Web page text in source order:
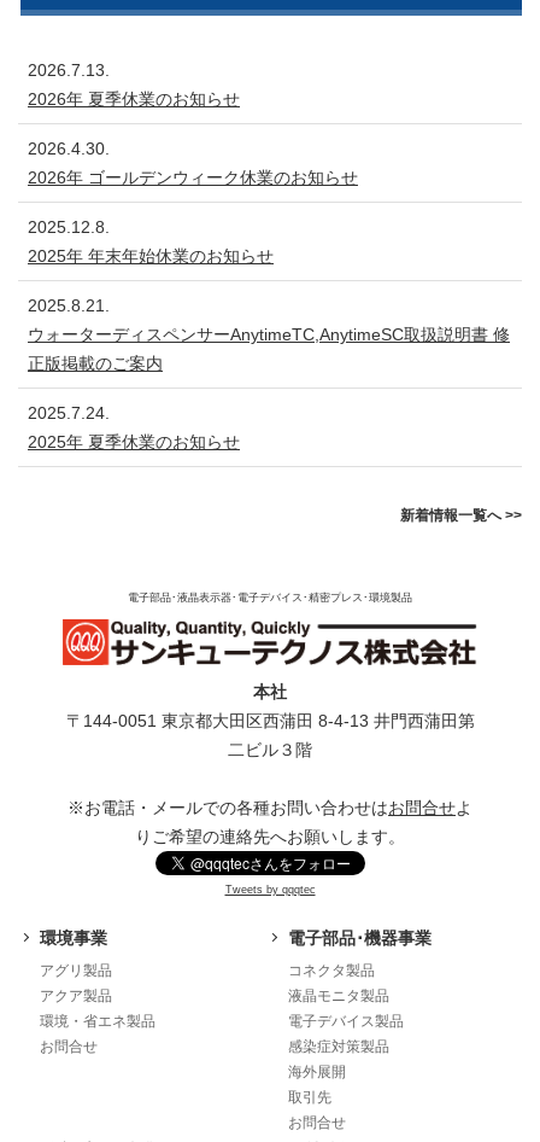
2026.7.13.
2026年 夏季休業のお知らせ
2026.4.30.
2026年 ゴールデンウィーク休業のお知らせ
2025.12.8.
2025年 年末年始休業のお知らせ
2025.8.21.
ウォーターディスペンサーAnytimeTC,AnytimeSC取扱説明書 修
正版掲載のご案内
2025.7.24.
2025年 夏季休業のお知らせ
新着情報一覧へ >>
電子部品･液晶表示器･電子デバイス･精密プレス･環境製品
本社
〒144-0051 東京都⼤⽥区⻄蒲⽥ 8-4-13 井⾨⻄蒲⽥第
⼆ビル３階
※お電話・メールでの各種お問い合わせはお問合せよ
りご希望の連絡先へお願いします。
Tweets by qqqtec
環境事業
アグリ製品
アクア製品
環境・省エネ製品
お問合せ
電子部品･機器事業
コネクタ製品
液晶モニタ製品
電子デバイス製品
感染症対策製品
海外展開
取引先
お問合せ